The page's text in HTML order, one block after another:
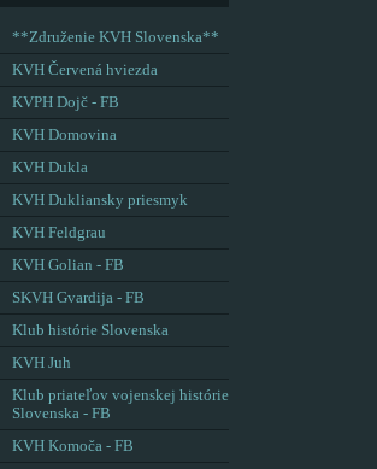
**Združenie KVH Slovenska**
KVH Červená hviezda
KVPH Dojč - FB
KVH Domovina
KVH Dukla
KVH Dukliansky priesmyk
KVH Feldgrau
KVH Golian - FB
SKVH Gvardija - FB
Klub histórie Slovenska
KVH Juh
Klub priateľov vojenskej histórie
Slovenska - FB
KVH Komoča - FB